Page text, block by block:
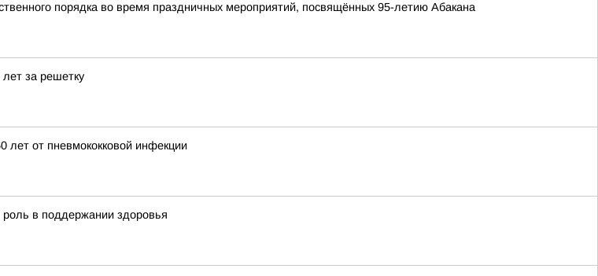
порядка во время праздничных мероприятий, посвящённых 95-летию Абакана
за решетку
лет от пневмококковой инфекции
в поддержании здоровья